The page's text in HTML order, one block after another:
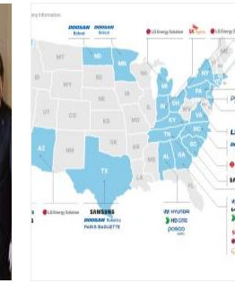
이 단순히 과거를 기리는 데 그치지
않고 자유와 평화를 위해 헌신한 이
들의 희생정신을 미래 세대에 계승
하기 위한 의미 있는 노력이라고 설
명했다. 또한 한미 양국 국민들이
함께 추모와 감사의 마음을 나누며
굳건한 동맹의 가치를 되새기는 계
기가 될 것으로 기대하고 있다. 이
번 추모주간 동안에는 한미 합동 현
충행사와 추모식, 참전용사 기념 활
동 등 다양한 프로그램이 진행된다.
이를 통해 한국전쟁 참전용사들의
희생과 헌신의 의미를 되새기고, 한
대학생 23명, 사관생도 14명, 육사
에서 교육중인 외국군 수탁생도 6
명, 하버드대학교 학생 1명 등으로
구성되어 다양한 배경의 청년 인재
들이 참여하게 됐다. 이들은 향후
외교·안보 전문가 강의 수강, 캠프
험프리스를 비롯한 국내 미군기지
견학, 미국 내 주요 안보시설 방문
및 토의, 논문 발표대회 등 11월까
지 이어지는 프로그램에 참여할 예
정이다. 오리엔테이션에서는 참가
자 개별 자기소개를 비롯해 재단 및
프로그램 취지 소개, 연간 운영 일